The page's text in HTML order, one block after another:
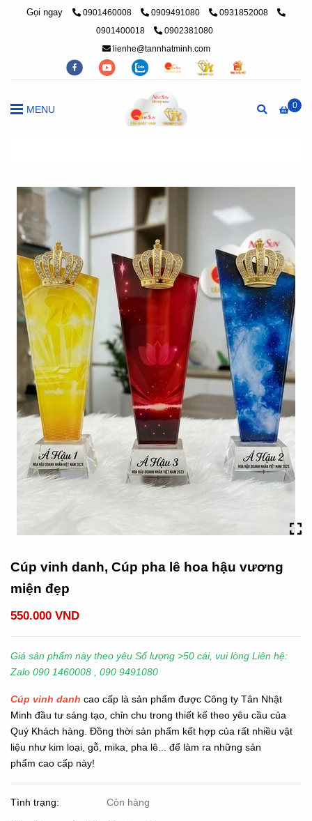
Gọi ngay 0901460008 0909491080
0931852008
0901400018
0902381080
lienhe@tannhatminh.com
0
MENU
Cúp vinh danh, Cúp pha lê hoa hậu vương
miện đẹp
550.000 VND
Giá sản phẩm này theo yêu Số lượng >50 cái, vui lòng Liên hệ:
Zalo 090 1460008 , 090 9491080
Cúp vinh danh cao cấp là sản phẩm được Công ty Tân Nhật
Minh đầu tư sáng tạo, chỉn chu trong thiết kế theo yêu cầu của
Quý Khách hàng. Đồng thời sản phẩm kết hợp của rất nhiều vật
liệu như kim loại, gỗ, mika, pha lê... để làm ra những sản
phẩm cao cấp này!
Tình trạng: Còn hàng